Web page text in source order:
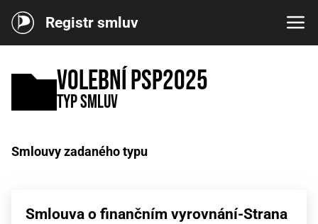
Registr smluv
Volební PSP2025
Typ smluv
Smlouvy zadaného typu
Smlouva o finančním vyrovnání-Strana